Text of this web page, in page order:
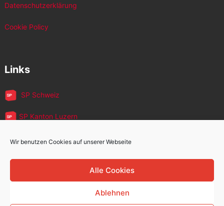
Wir benutzen Cookies auf unserer Webseite
Alle Cookies
Ablehnen
Datenschutzerklärung
Cookie Policy
Links
SP Schweiz
SP Kanton Luzern
JUSO Luzern
SP MigrantInnen
SP 60+